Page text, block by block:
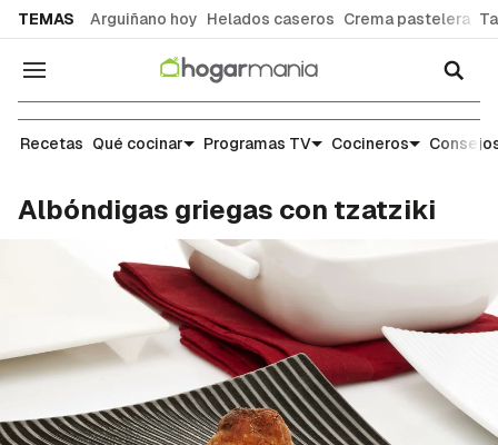
TEMAS Arguiñano hoy Helados caseros Crema pastelera
Navegación
Recetas
Recetas Qué cocinar Programas TV Cocineros
Albóndigas griegas con tzatziki